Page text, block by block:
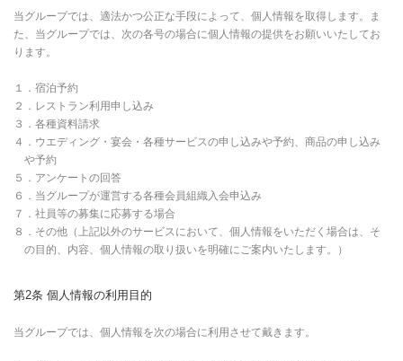
当グループでは、適法かつ公正な手段によって、個人情報を取得します。ま
た、当グループでは、次の各号の場合に個人情報の提供をお願いいたしてお
ります。
１．宿泊予約
２．レストラン利用申し込み
３．各種資料請求
４．ウエディング・宴会・各種サービスの申し込みや予約、商品の申し込み
や予約
５．アンケートの回答
６．当グループが運営する各種会員組織入会申込み
７．社員等の募集に応募する場合
８．その他（上記以外のサービスにおいて、個人情報をいただく場合は、そ
の目的、内容、個人情報の取り扱いを明確にご案内いたします。）
第2条 個人情報の利用目的
当グループでは、個人情報を次の場合に利用させて戴きます。